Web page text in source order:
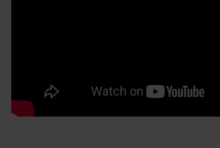
betrokken: zo doen zij regelmatig zelf
of drinken iets in het dorp. Op elke
gezellige huiskamer en er is een